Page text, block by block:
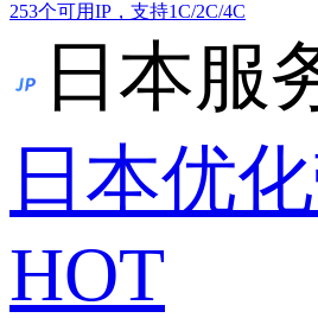
253个可用IP，支持1C/2C/4C
日本服
日本优
HOT